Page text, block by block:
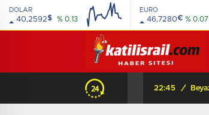
DOLAR
40,2592$ % 0.13
EURO
46,7280€ % 0.07
22:45 /